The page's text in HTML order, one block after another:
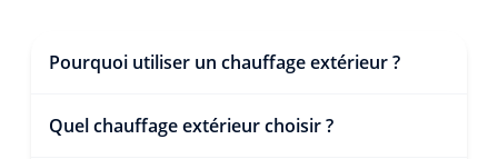
Pourquoi utiliser un chauffage extérieur ?
Quel chauffage extérieur choisir ?